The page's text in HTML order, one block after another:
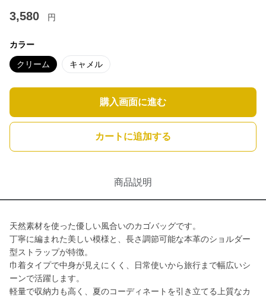
3,580 円
カラー
クリーム キャメル
購入画面に進む
カートに追加する
商品説明
天然素材を使った優しい風合いのカゴバッグです。
丁寧に編まれた美しい模様と、長さ調節可能な本革のショルダー
型ストラップが特徴。
巾着タイプで中身が見えにくく、日常使いから旅行まで幅広いシ
ーンで活躍します。
軽量で収納力も高く、夏のコーディネートを引き立てる上質なカ